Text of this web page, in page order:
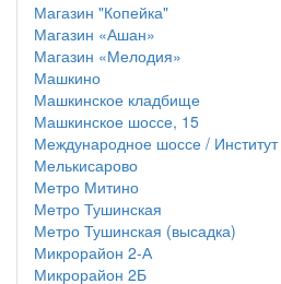
Магазин "Копейка"
Магазин «Ашан»
Магазин «Мелодия»
Машкино
Машкинское кладбище
Машкинское шоссе, 15
Международное шоссе / Институт
Мелькисарово
Метро Митино
Метро Тушинская
Метро Тушинская (высадка)
Микрорайон 2-А
Микрорайон 2Б